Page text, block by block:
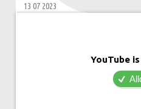
13 07 2023
YouTube